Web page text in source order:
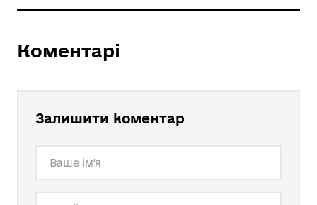
Коментарі
Залишити коментар